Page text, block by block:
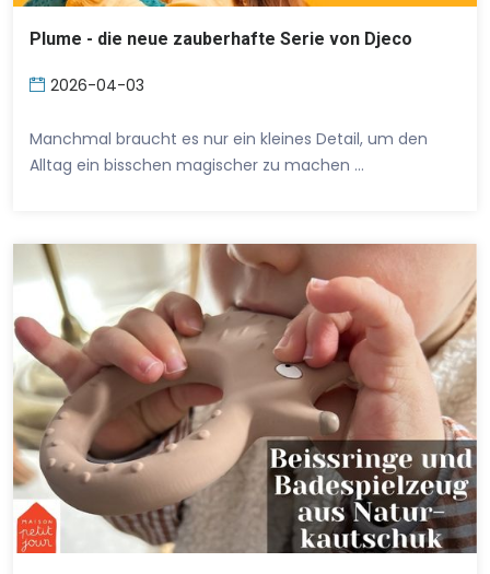
Plume - die neue zauberhafte Serie von Djeco
2026-04-03
Manchmal braucht es nur ein kleines Detail, um den
Alltag ein bisschen magischer zu machen …